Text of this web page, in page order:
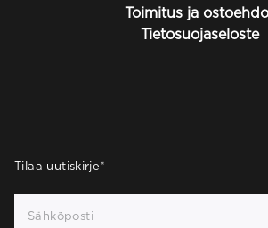
Toimitus ja
Tietosuojaseloste
Tilaa uutiskirje*